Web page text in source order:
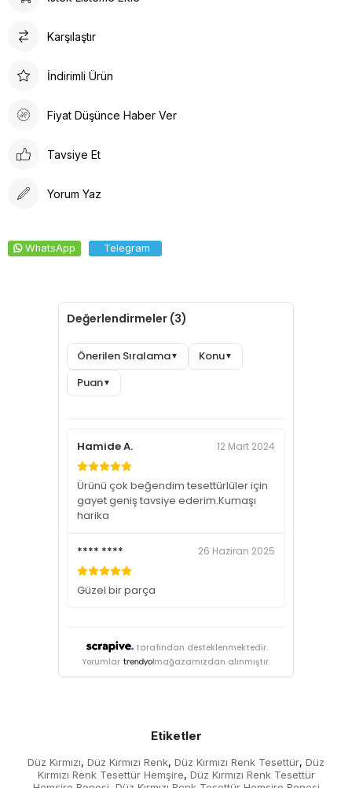
bulacaksınız. Sağlığınız için en iyisi!
Tesettür hemşire bonesi olarak adlandırılsada Unisex bir
Karşılaştır
İndirimli Ürün
Fiyat Düşünce Haber Ver
Tavsiye Et
Yorum Yaz
WhatsApp Telegram
Değerlendirmeler (3)
Önerilen Sıralama▼ Konu▼
Puan▼
Hamide A. 12 Mart 2024
Ürünü çok beğendim tesettürlüler için
gayet geniş tavsiye ederim.Kumaşı
harika
**** **** 26 Haziran 2025
Güzel bir parça
tarafından desteklenmektedir.
Yorumlar
mağazamızdan alınmıştır.
Etiketler
Düz Kırmızı, Düz Kırmızı Renk, Düz Kırmızı Renk Tesettür, Düz
Kırmızı Renk Tesettür Hemşire, Düz Kırmızı Renk Tesettür